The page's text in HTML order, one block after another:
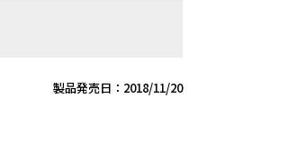
製品発売日：2018/11/20